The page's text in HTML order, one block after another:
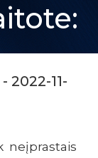
11-
neįprastais